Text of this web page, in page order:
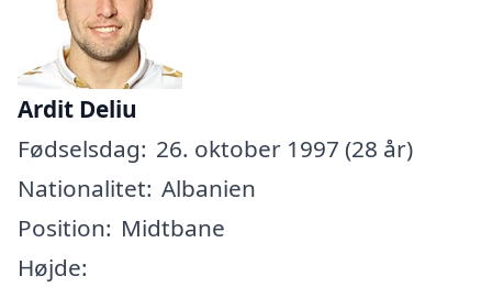
Ardit Deliu
Fødselsdag: 26. oktober 1997 (28 år)
Nationalitet: Albanien
Position: Midtbane
Højde: